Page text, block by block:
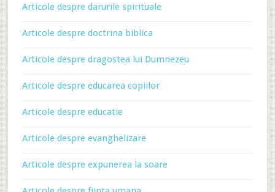
Articole despre darurile spirituale
Articole despre doctrina biblica
Articole despre dragostea lui Dumnezeu
Articole despre educarea copiilor
Articole despre educatie
Articole despre evanghelizare
Articole despre expunerea la soare